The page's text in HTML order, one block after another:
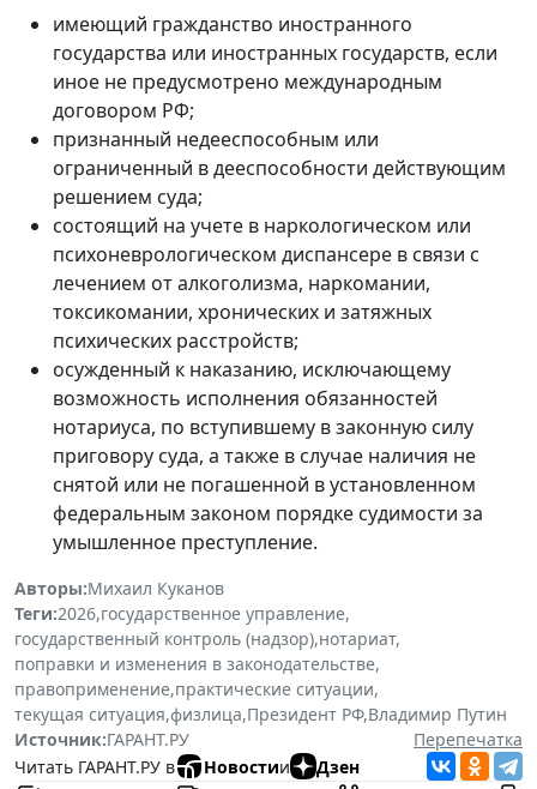
имеющий гражданство иностранного
государства или иностранных государств, если
иное не предусмотрено международным
договором РФ;
признанный недееспособным или
ограниченный в дееспособности действующим
решением суда;
состоящий на учете в наркологическом или
психоневрологическом диспансере в связи с
лечением от алкоголизма, наркомании,
токсикомании, хронических и затяжных
психических расстройств;
осужденный к наказанию, исключающему
возможность исполнения обязанностей
нотариуса, по вступившему в законную силу
приговору суда, а также в случае наличия не
снятой или не погашенной в установленном
федеральным законом порядке судимости за
умышленное преступление.
Авторы:Михаил Куканов
Теги:2026,государственное управление,
государственный контроль (надзор),нотариат,
поправки и изменения в законодательстве,
правоприменение,практические ситуации,
текущая ситуация,физлица,Президент РФ,Владимир Путин
Источник:ГАРАНТ.РУ
Перепечатка
Читать ГАРАНТ.РУ в
Новостии Дзен